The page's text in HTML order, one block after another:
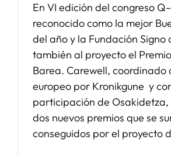
En VI edición del congreso
reconocido como la mejor
del año y la Fundación Signo
también al proyecto el
Barea. Carewell, coordinado
europeo por Kronikgune y
participación de
dos nuevos premios que se
conseguidos por el proyecto